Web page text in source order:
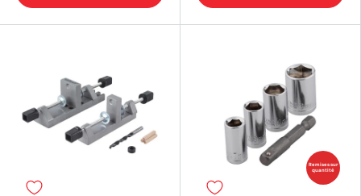
Remises sur
quantité